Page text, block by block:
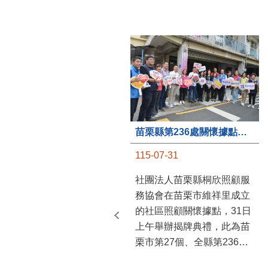
苗栗縣第236處關懷據點在苗栗市維祥里揭牌
115-07-31
社團法人苗栗縣桐欣照顧服
務協會在苗栗市維祥里成立
的社區照顧關懷據點，31日
上午舉辦揭牌典禮，此為苗
栗市第27個、全縣第236處